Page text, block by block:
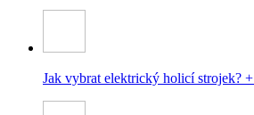
Jak vybrat elektrický holicí strojek?